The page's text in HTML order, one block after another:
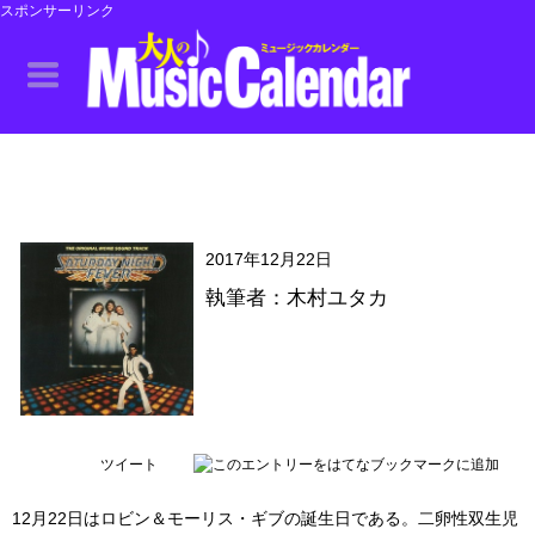
スポンサーリンク
2017年12月22日
執筆者：木村ユタカ
ツイート
12月22日はロビン＆モーリス・ギブの誕生日である。二卵性双生児